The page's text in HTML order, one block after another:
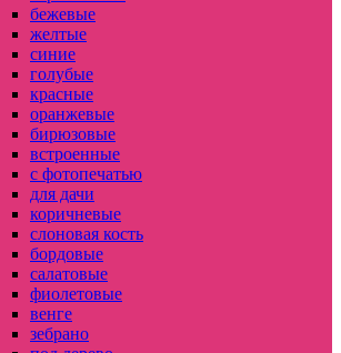
бежевые
желтые
синие
голубые
красные
оранжевые
бирюзовые
встроенные
с фотопечатью
для дачи
коричневые
слоновая кость
бордовые
салатовые
фиолетовые
венге
зебрано